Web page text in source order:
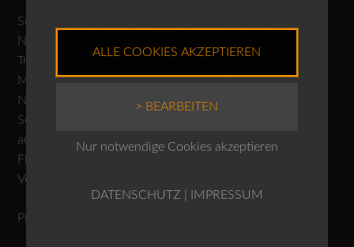
Schonwäsche 30°C
Nicht bleichen
Trocknen im Tumbler nicht möglich
Mässig heiss bügeln
Nicht reinigen
Separat oder mit ähnlichen Farben waschen, Farbe kann
ausbluten
Flecken nicht lokal entfernen
Von links waschen und bügeln
Produktnr.: 10260110605
ALLE COOKIES AKZEPTIEREN
> BEARBEITEN
Nur notwendige Cookies akzeptieren
DATENSCHUTZ IMPRESSUM